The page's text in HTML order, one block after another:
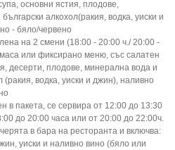
основни ястия, плодове,
алкохол(ракия, водка, уиски и
- бяло/червено
на 2 смени (18:00 - 20:00 ч./ 20:00 -
или фиксирано меню, със салатен
десерти, плодове, минерална вода и
(ракия, водка, уиски и джин), наливно
в пакета, се сервира от 12:00 до 13:30
до 20:00 часа или от 20:00 до 22:00ч.
в бара на ресторанта и включва:
уиски и наливно вино (бяло или